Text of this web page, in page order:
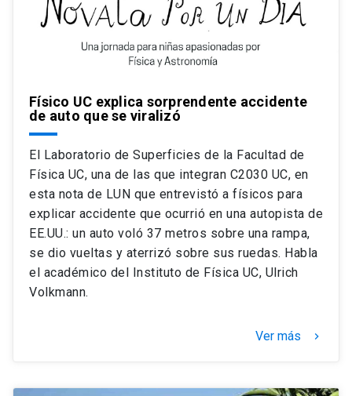
Físico UC explica sorprendente accidente
de auto que se viralizó
El Laboratorio de Superficies de la Facultad de
Física UC, una de las que integran C2030 UC, en
esta nota de LUN que entrevistó a físicos para
explicar accidente que ocurrió en una autopista de
EE.UU.: un auto voló 37 metros sobre una rampa,
se dio vueltas y aterrizó sobre sus ruedas. Habla
el académico del Instituto de Física UC, Ulrich
Volkmann.
Ver más keyboard_arrow_right